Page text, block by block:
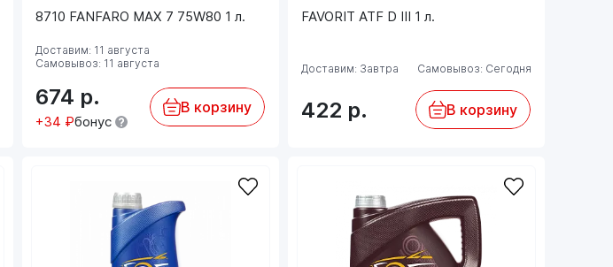
8710 FANFARO MAX 7 75W80 1 л.
Доставим: 11 августа
Самовывоз: 11 августа
674 р.
+34 ₽бонус
В корзину
FAVORIT ATF D III 1 л.
Доставим: Завтра Самовывоз: Сегодня
422 р. В корзину